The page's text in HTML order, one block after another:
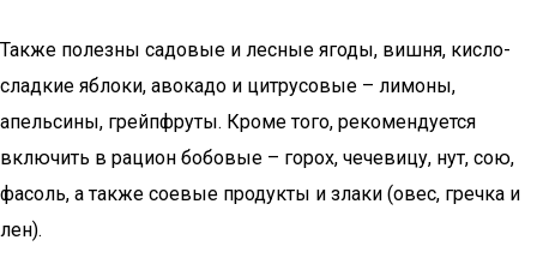
Также полезны садовые и лесные ягоды, вишня, кисло-
сладкие яблоки, авокадо и цитрусовые – лимоны,
апельсины, грейпфруты. Кроме того, рекомендуется
включить в рацион бобовые – горох, чечевицу, нут, сою,
фасоль, а также соевые продукты и злаки (овес, гречка и
лен).